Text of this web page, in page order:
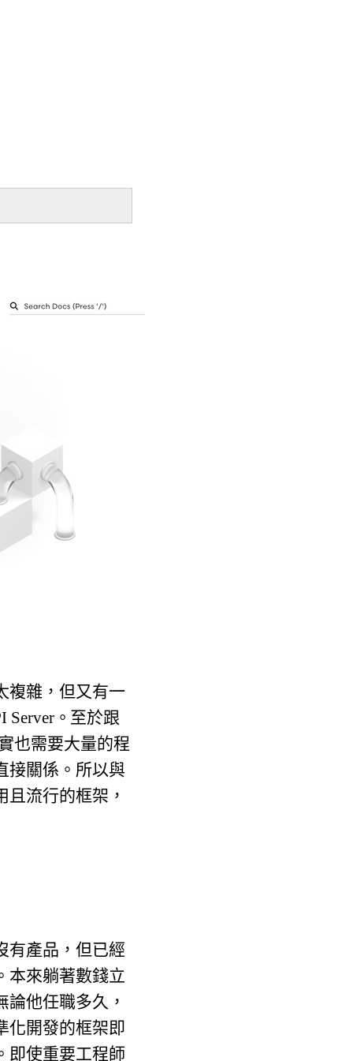
複雜，但又有一
Server。至於跟
也需要大量的程
接關係。所以與
流行的框架，
有產品，但已經
本來躺著數錢立
他任職多久，
化開發的框架即
即使重要工程師